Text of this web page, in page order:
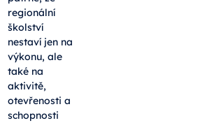
regionální
školství
nestaví jen na
výkonu, ale
také na
aktivitě,
otevřenosti a
schopnosti